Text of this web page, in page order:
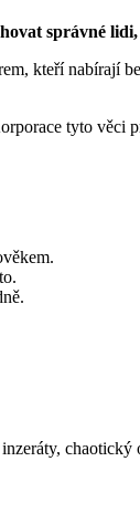
správné
kteří nabírají
tyto věci